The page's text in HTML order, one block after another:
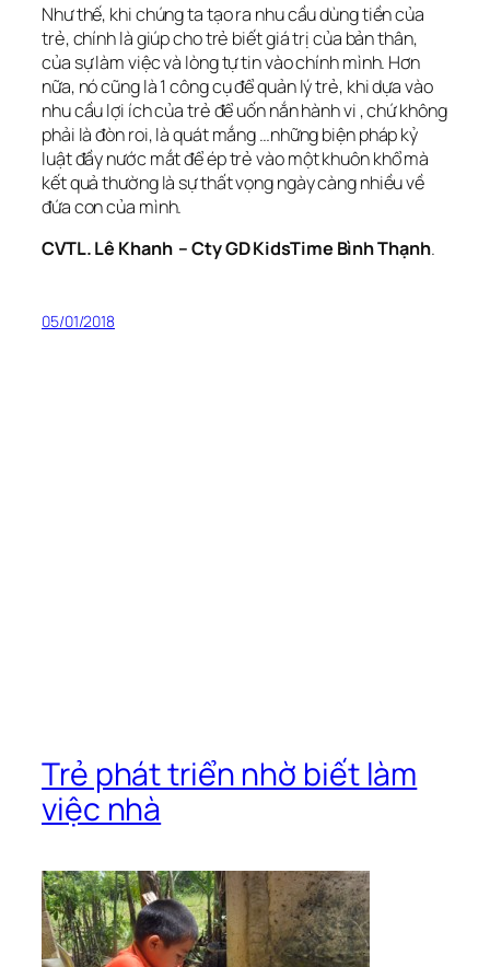
Như thế, khi chúng ta tạo ra nhu cầu dùng tiền của
trẻ, chính là giúp cho trẻ biết giá trị của bản thân,
của sự làm việc và lòng tự tin vào chính mình. Hơn
nữa, nó cũng là 1 công cụ để quản lý trẻ, khi dựa vào
nhu cầu lợi ích của trẻ để uốn nắn hành vi , chứ không
phải là đòn roi, là quát mắng …những biện pháp kỷ
luật đầy nước mắt để ép trẻ vào một khuôn khổ mà
kết quả thường là sự thất vọng ngày càng nhiều về
đứa con của mình.
CVTL. Lê Khanh – Cty GD KidsTime Bình Thạnh.
05/01/2018
Trẻ phát triển nhờ biết làm
việc nhà